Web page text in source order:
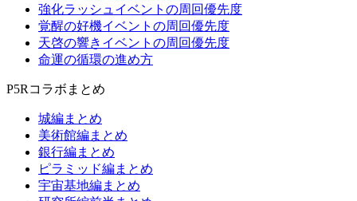
強化ラッシュイベントの周回優先度
覚醒の好機イベントの周回優先度
天啓の響きイベントの周回優先度
命運の循環の進め方
P5Rコラボまとめ
城編まとめ
美術館編まとめ
銀行編まとめ
ピラミッド編まとめ
宇宙基地編まとめ